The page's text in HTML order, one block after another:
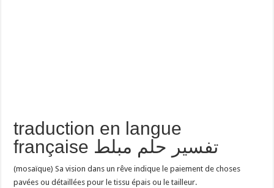
traduction en langue
française تفسير حلم مبلط
(mosaïque) Sa vision dans un rêve indique le paiement de choses
pavées ou détaillées pour le tissu épais ou le tailleur.